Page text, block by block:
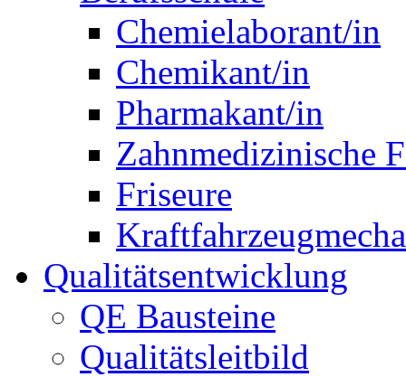
Chemielaborant/in
Chemikant/in
Pharmakant/in
Zahnmedizinische
Friseure
Qualitätsentwicklung
QE Bausteine
Qualitätsleitbild